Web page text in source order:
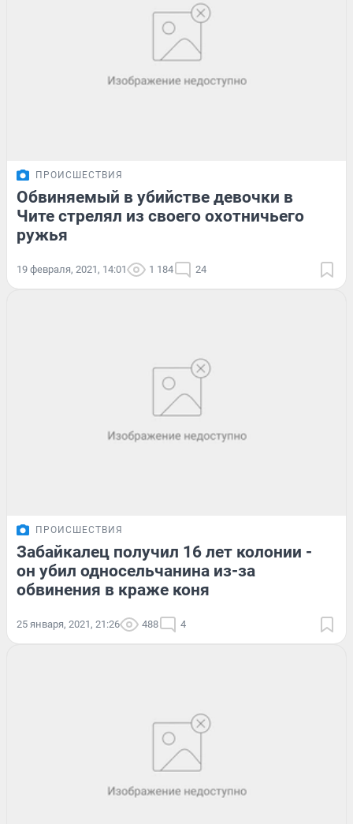
ПРОИСШЕСТВИЯ
Обвиняемый в убийстве девочки в
Чите стрелял из своего охотничьего
ружья
19 февраля, 2021, 14:01 1 184 24
ПРОИСШЕСТВИЯ
Забайкалец получил 16 лет колонии -
он убил односельчанина из-за
обвинения в краже коня
25 января, 2021, 21:26 488 4